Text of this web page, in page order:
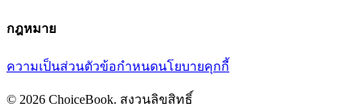
กฎหมาย
ความเป็นส่วนตัวข้อกำหนดนโยบายคุกกี้
© 2026 ChoiceBook. สงวนลิขสิทธิ์